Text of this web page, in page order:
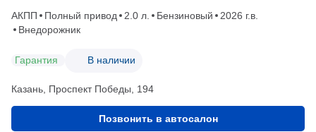
АКПП Полный привод 2.0 л. Бензиновый
2026 г.в.
Внедорожник
Гарантия В наличии
Казань, Проспект Победы, 194
Позвонить в автосалон